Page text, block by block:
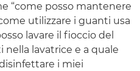
“come posso mantenere
utilizzare i guanti usa
lavare il fioccio del
lavatrice e a quale
i miei